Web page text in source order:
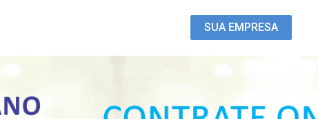
SUA EMPRESA